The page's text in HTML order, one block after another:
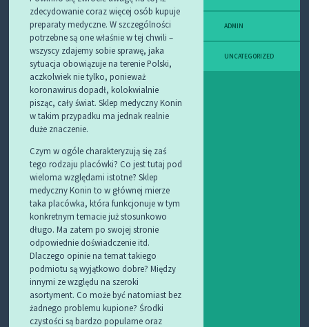
zdecydowanie coraz więcej osób kupuje
preparaty medyczne. W szczególności
potrzebne są one właśnie w tej chwili –
wszyscy zdajemy sobie sprawę, jaka
sytuacja obowiązuje na terenie Polski,
aczkolwiek nie tylko, ponieważ
koronawirus dopadł, kolokwialnie
pisząc, cały świat. Sklep medyczny Konin
w takim przypadku ma jednak realnie
duże znaczenie.
Czym w ogóle charakteryzują się zaś
tego rodzaju placówki? Co jest tutaj pod
wieloma względami istotne? Sklep
medyczny Konin to w głównej mierze
taka placówka, która funkcjonuje w tym
konkretnym temacie już stosunkowo
długo. Ma zatem po swojej stronie
odpowiednie doświadczenie itd.
Dlaczego opinie na temat takiego
podmiotu są wyjątkowo dobre? Między
innymi ze względu na szeroki
asortyment. Co może być natomiast bez
żadnego problemu kupione? Środki
czystości są bardzo popularne oraz
ADMIN
UNCATEGORIZED